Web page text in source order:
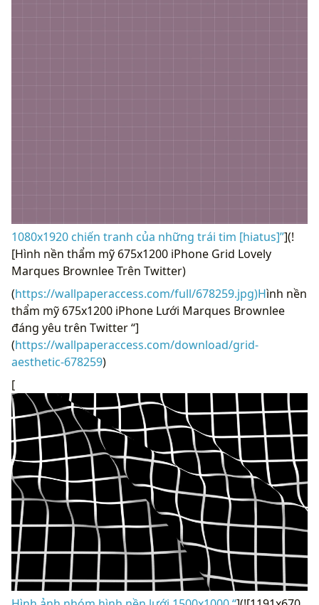
1080x1920 chiến tranh của những trái tim [hiatus]”](!
[Hình nền thẩm mỹ 675x1200 iPhone Grid Lovely
Marques Brownlee Trên Twitter)
(https://wallpaperaccess.com/full/678259.jpg)Hình nền
thẩm mỹ 675x1200 iPhone Lưới Marques Brownlee
đáng yêu trên Twitter “]
(https://wallpaperaccess.com/download/grid-
aesthetic-678259)
[